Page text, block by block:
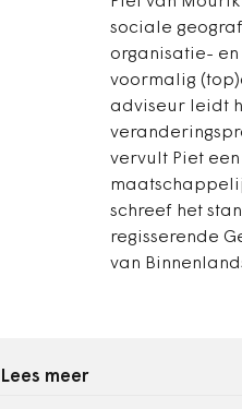
sociale
organisatie- en
voormalig
adviseur leidt
vervult Piet
schreef het
regisserende
van
Lees meer